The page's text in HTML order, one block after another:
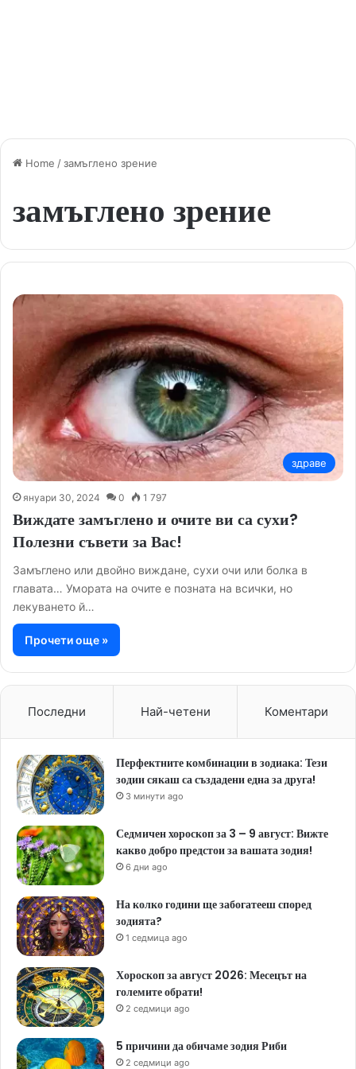
Home /замъглено зрение
замъглено зрение
здраве
януари 30, 2024 0 1 797
Виждате замъглено и очите ви са сухи?
Полезни съвети за Вас!
Замъглено или двойно виждане, сухи очи или болка в
главата… Умората на очите е позната на всички, но
лекуването й…
Прочети още »
Последни Най-четени Коментари
Перфектните комбинации в зодиака: Тези
зодии сякаш са създадени една за друга!
3 минути ago
Седмичен хороскоп за 3 – 9 август: Вижте
какво добро предстои за вашата зодия!
6 дни ago
На колко години ще забогатееш според
зодията?
1 седмица ago
Хороскоп за август 2026: Месецът на
големите обрати!
2 седмици ago
5 причини да обичаме зодия Риби
2 седмици ago